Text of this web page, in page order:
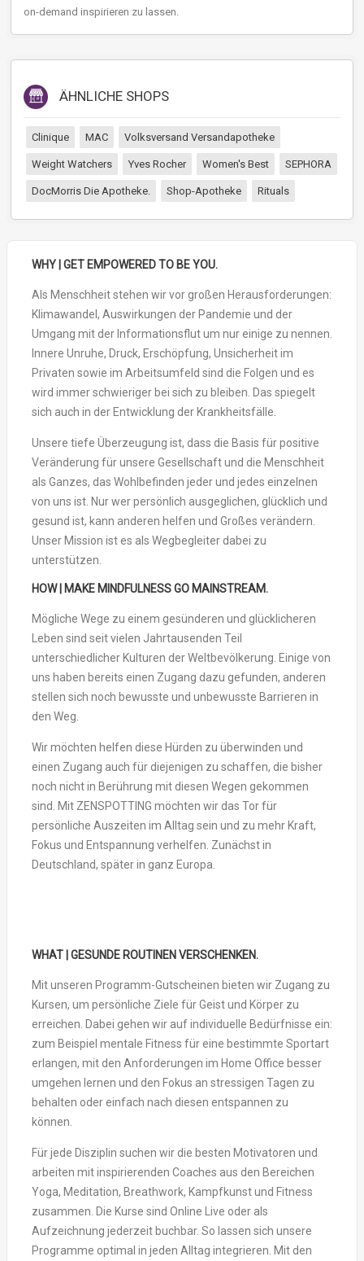
on-demand inspirieren zu lassen.
ÄHNLICHE SHOPS
Clinique MAC Volksversand Versandapotheke
Weight Watchers Yves Rocher Women's Best SEPHORA
DocMorris Die Apotheke. Shop-Apotheke Rituals
WHY | GET EMPOWERED TO BE YOU.
Als Menschheit stehen wir vor großen Herausforderungen:
Klimawandel, Auswirkungen der Pandemie und der
Umgang mit der Informationsflut um nur einige zu nennen.
Innere Unruhe, Druck, Erschöpfung, Unsicherheit im
Privaten sowie im Arbeitsumfeld sind die Folgen und es
wird immer schwieriger bei sich zu bleiben. Das spiegelt
sich auch in der Entwicklung der Krankheitsfälle.
Unsere tiefe Überzeugung ist, dass die Basis für positive
Veränderung für unsere Gesellschaft und die Menschheit
als Ganzes, das Wohlbefinden jeder und jedes einzelnen
von uns ist. Nur wer persönlich ausgeglichen, glücklich und
gesund ist, kann anderen helfen und Großes verändern.
Unser Mission ist es als Wegbegleiter dabei zu
unterstützen.
HOW | MAKE MINDFULNESS GO MAINSTREAM.
Mögliche Wege zu einem gesünderen und glücklicheren
Leben sind seit vielen Jahrtausenden Teil
unterschiedlicher Kulturen der Weltbevölkerung. Einige von
uns haben bereits einen Zugang dazu gefunden, anderen
stellen sich noch bewusste und unbewusste Barrieren in
den Weg.
Wir möchten helfen diese Hürden zu überwinden und
einen Zugang auch für diejenigen zu schaffen, die bisher
noch nicht in Berührung mit diesen Wegen gekommen
sind. Mit ZENSPOTTING möchten wir das Tor für
persönliche Auszeiten im Alltag sein und zu mehr Kraft,
Fokus und Entspannung verhelfen. Zunächst in
Deutschland, später in ganz Europa.
WHAT | GESUNDE ROUTINEN VERSCHENKEN.
Mit unseren Programm-Gutscheinen bieten wir Zugang zu
Kursen, um persönliche Ziele für Geist und Körper zu
erreichen. Dabei gehen wir auf individuelle Bedürfnisse ein:
zum Beispiel mentale Fitness für eine bestimmte Sportart
erlangen, mit den Anforderungen im Home Office besser
umgehen lernen und den Fokus an stressigen Tagen zu
behalten oder einfach nach diesen entspannen zu
können.
Für jede Disziplin suchen wir die besten Motivatoren und
arbeiten mit inspirierenden Coaches aus den Bereichen
Yoga, Meditation, Breathwork, Kampfkunst und Fitness
zusammen. Die Kurse sind Online Live oder als
Aufzeichnung jederzeit buchbar. So lassen sich unsere
Programme optimal in jeden Alltag integrieren. Mit den